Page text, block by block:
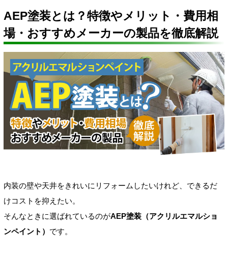
AEP塗装とは？特徴やメリット・費用相
場・おすすめメーカーの製品を徹底解説
内装の壁や天井をきれいにリフォームしたいけれど、できるだ
けコストを抑えたい。
そんなときに選ばれているのがAEP塗装（アクリルエマルショ
ンペイント） です。